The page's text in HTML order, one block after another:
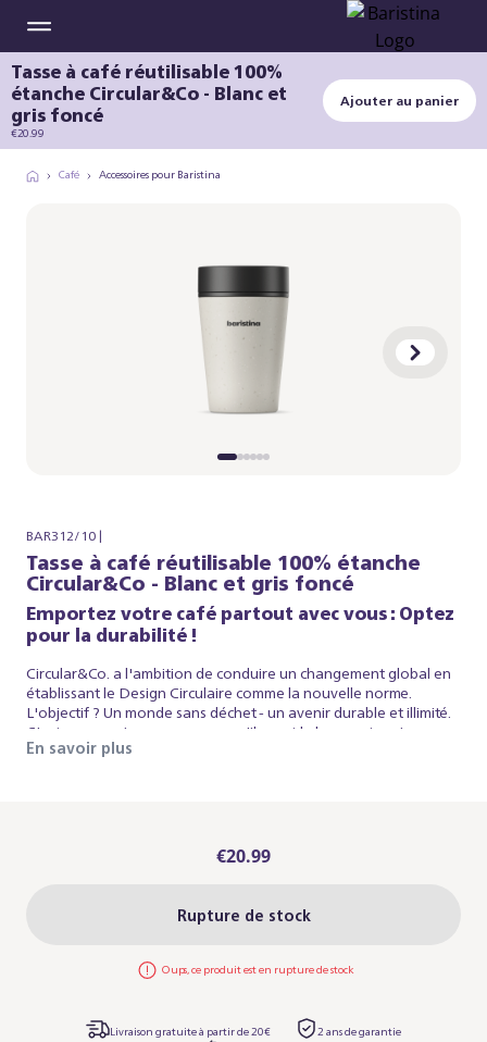
Tasse à café réutilisable 100%
étanche Circular&Co - Blanc et
gris foncé
€20.99
Ajouter au panier
Café Accessoires pour Baristina
BAR312/10 |
Tasse à café réutilisable 100% étanche
Circular&Co - Blanc et gris foncé
Emportez votre café partout avec vous : Optez
pour la durabilité !
Circular&Co. a l'ambition de conduire un changement global en
établissant le Design Circulaire comme la nouvelle norme.
L'objectif ? Un monde sans déchet - un avenir durable et illimité.
C'est pourquoi nous pensons qu'ils sont le bon partenaire pour
nous. Découvrez la première tasse à café réutilisable au monde,
en circulation ! De plus, elle s'adapte parfaitement sous votre
machine à expresso Baristina pour un café en toute simplicité.
récolte des grains à la tasse. Remarque : Ce mug de voyage n’est
pas isotherme. Il a été conçu pour transporter votre boisson de
maintiendra pas la température de votre boisson pendant une
En savoir plus
€20.99
Rupture de stock
Oups, ce produit est en rupture de stock
Livraison gratuite à partir de 20€
2 ans de garantie